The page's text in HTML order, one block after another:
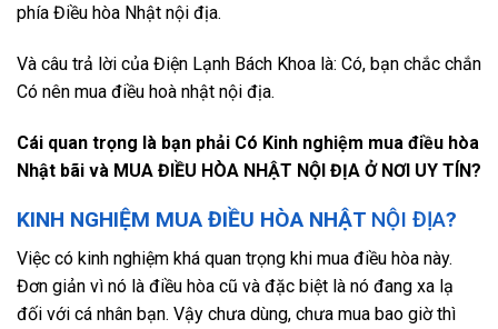
phía Điều hòa Nhật nội địa.
Và câu trả lời của Điện Lạnh Bách Khoa là: Có, bạn chắc chắn
Có nên mua điều hoà nhật nội địa.
Cái quan trọng là bạn phải Có Kinh nghiệm mua điều hòa
Nhật bãi và MUA ĐIỀU HÒA NHẬT NỘI ĐỊA Ở NƠI UY TÍN?
KINH NGHIỆM MUA ĐIỀU HÒA NHẬT NỘI ĐỊA?
Việc có kinh nghiệm khá quan trọng khi mua điều hòa này.
Đơn giản vì nó là điều hòa cũ và đặc biệt là nó đang xa lạ
đối với cá nhân bạn. Vậy chưa dùng, chưa mua bao giờ thì